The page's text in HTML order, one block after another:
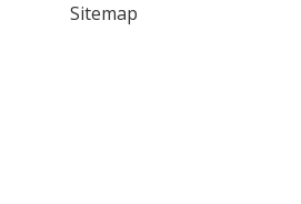
Sitemap